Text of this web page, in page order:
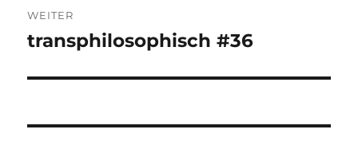
WEITER
Nächster
transphilosophisch #36